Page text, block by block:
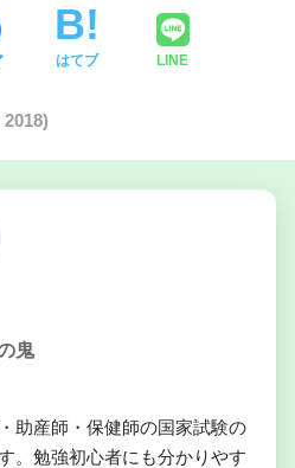
はてブ LINE
鬼
助産師・保健師の国家試験の
。勉強初心者にも分かりやす